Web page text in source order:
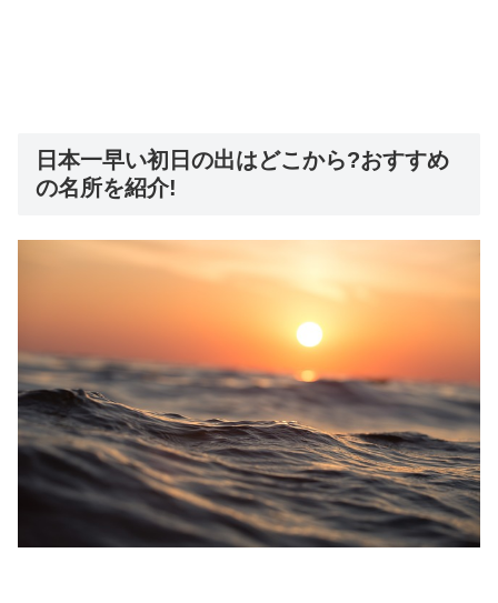
日本一早い初日の出はどこから?おすすめ
の名所を紹介!